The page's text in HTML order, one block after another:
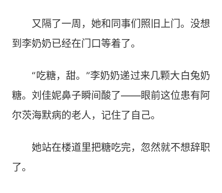
又隔了一周，她和同事们照旧上门。没想
到李奶奶已经在门口等着了。
“吃糖，甜。”李奶奶递过来几颗大白兔奶
糖。刘佳妮鼻子瞬间酸了——眼前这位患有阿
尔茨海默病的老人，记住了自己。
她站在楼道里把糖吃完，忽然就不想辞职
了。